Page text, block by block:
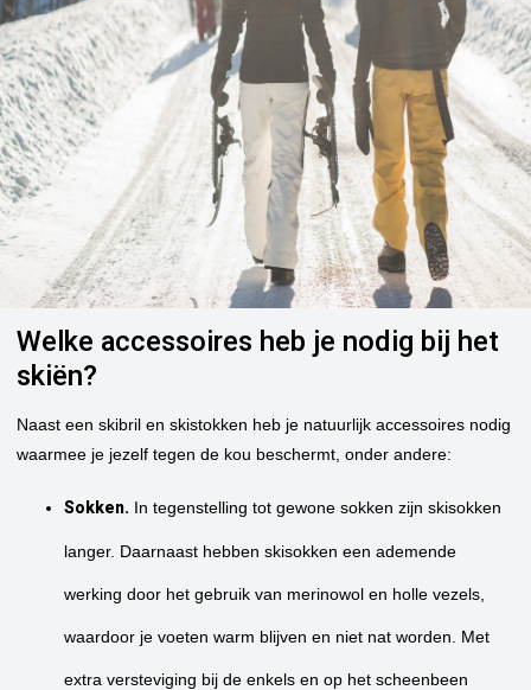
Welke accessoires heb je nodig bij het
skiën?
Naast een skibril en skistokken heb je natuurlijk accessoires nodig
waarmee je jezelf tegen de kou beschermt, onder andere:
Sokken. In tegenstelling tot gewone sokken zijn skisokken
langer. Daarnaast hebben skisokken een ademende
werking door het gebruik van merinowol en holle vezels,
waardoor je voeten warm blijven en niet nat worden. Met
extra versteviging bij de enkels en op het scheenbeen